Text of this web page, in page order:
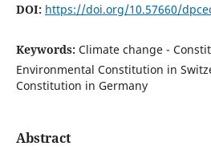
DOI: https://doi.org/10.57660/
Keywords: Climate change -
Environmental Constitution in
Constitution in Germany
Abstract